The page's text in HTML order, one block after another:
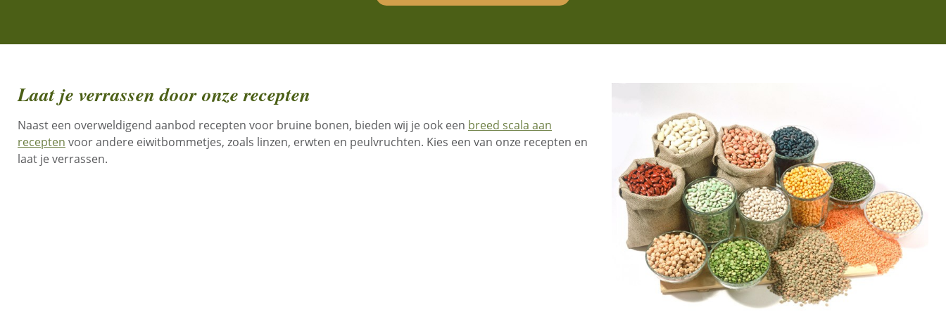
Laat je verrassen door onze recepten
Naast een overweldigend aanbod recepten voor bruine bonen, bieden wij je ook een breed scala aan
recepten voor andere eiwitbommetjes, zoals linzen, erwten en peulvruchten. Kies een van onze recepten en
laat je verrassen.